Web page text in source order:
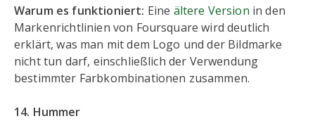
Warum es funktioniert: Eine ältere Version in den
Markenrichtlinien von Foursquare wird deutlich
erklärt, was man mit dem Logo und der Bildmarke
nicht tun darf, einschließlich der Verwendung
bestimmter Farbkombinationen zusammen.
14. Hummer